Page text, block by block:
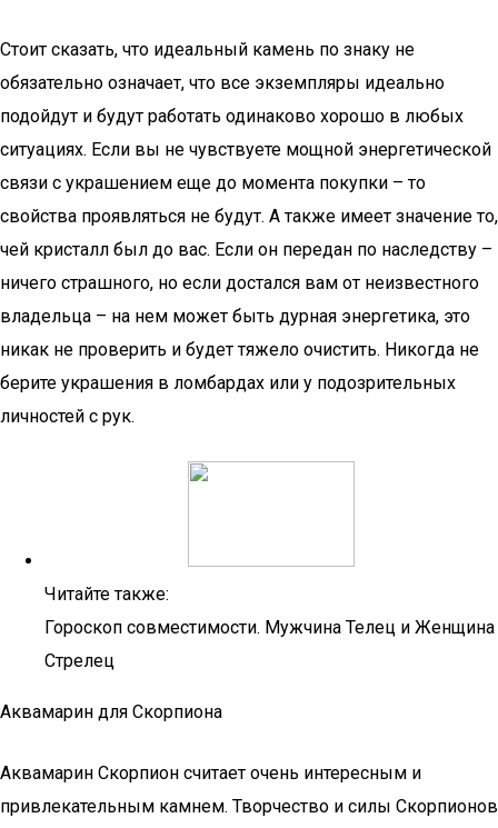
Стоит сказать, что идеальный камень по знаку не
обязательно означает, что все экземпляры идеально
подойдут и будут работать одинаково хорошо в любых
ситуациях. Если вы не чувствуете мощной энергетической
связи с украшением еще до момента покупки – то
свойства проявляться не будут. А также имеет значение то,
чей кристалл был до вас. Если он передан по наследству –
ничего страшного, но если достался вам от неизвестного
владельца – на нем может быть дурная энергетика, это
никак не проверить и будет тяжело очистить. Никогда не
берите украшения в ломбардах или у подозрительных
личностей с рук.
Читайте также:
Гороскоп совместимости. Мужчина Телец и Женщина
Стрелец
Аквамарин для Скорпиона
Аквамарин Скорпион считает очень интересным и
привлекательным камнем. Творчество и силы Скорпионов